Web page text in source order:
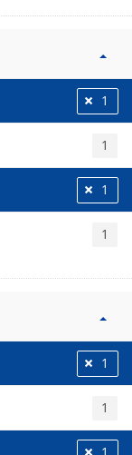
1
1
1
1
1
1